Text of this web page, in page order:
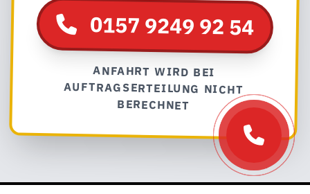
0157 9249 92 54
ANFAHRT WIRD BEI
AUFTRAGSERTEILUNG NICHT
BERECHNET